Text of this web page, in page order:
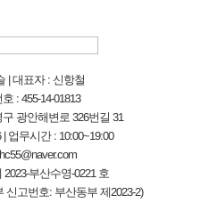
| 대표자 : 신항철
: 455-14-01813
광안해변로 326번길 31
업무시간 : 10:00~19:00
부산수영-0221 호
고번호: 부산동부 제2023-2)